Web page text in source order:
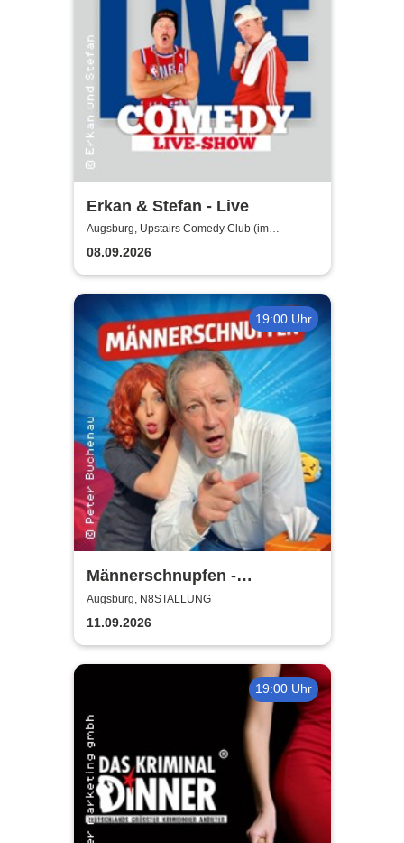
Erkan & Stefan - Live
Augsburg, Upstairs Comedy Club (im
Modehaus JUNG - 4.Etage/Penthouse)
08.09.2026
19:00 Uhr
Männerschnupfen -
Buchenau Comedy Tour
Augsburg, N8STALLUNG
11.09.2026
19:00 Uhr